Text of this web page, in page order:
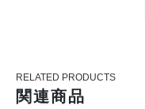
RELATED PRODUCTS
関連商品